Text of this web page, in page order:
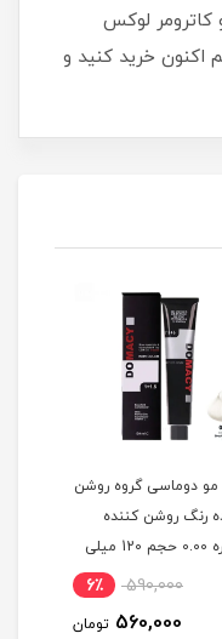
کاترومر لوکس
خرید کنید و
دوماسی گروه روشن
رنگ روشن کننده
شماره 0.00 حجم 120 میلی
590,000 6٪
560,000 تومان